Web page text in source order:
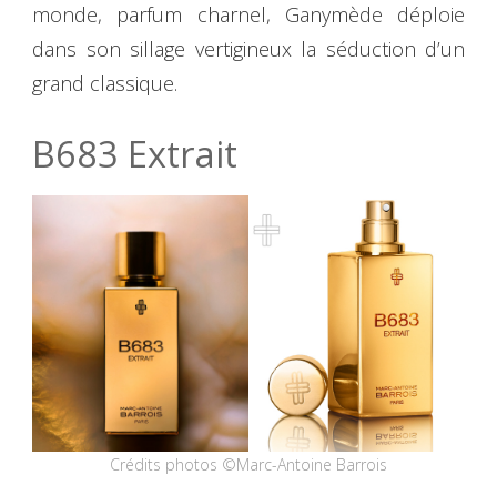
monde, parfum charnel, Ganymède déploie
dans son sillage vertigineux la séduction d’un
grand classique.
B683 Extrait
Crédits photos ©Marc-Antoine Barrois